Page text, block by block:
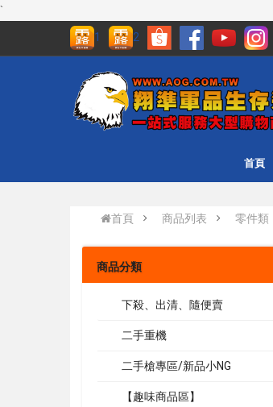
`
1 2
首頁
首頁 商品列表 零件類
商品分類
下殺、出清、隨便賣
二手重機
二手槍專區/新品小NG
【趣味商品區】